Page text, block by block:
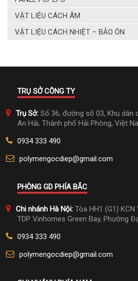
VẬT LIỆU CÁCH ÂM
VẬT LIỆU CÁCH NHIỆT – BẢO ÔN
TRỤ SỞ CÔNG TY
Trụ Sở:Số 36, đường số 03, Khu dân
An Hải, Thành phố Hải Phòng, Việt
0934 333 490
polymengocdiep@gmail.com
PHÒNG GD PHÍA BẮC
Chi nhánh Hà Nội: Tòa HH1 (G1)
TDP Vinhomes Green Bay, Phường
0934 333 490
polymengocdiep@gmail.com